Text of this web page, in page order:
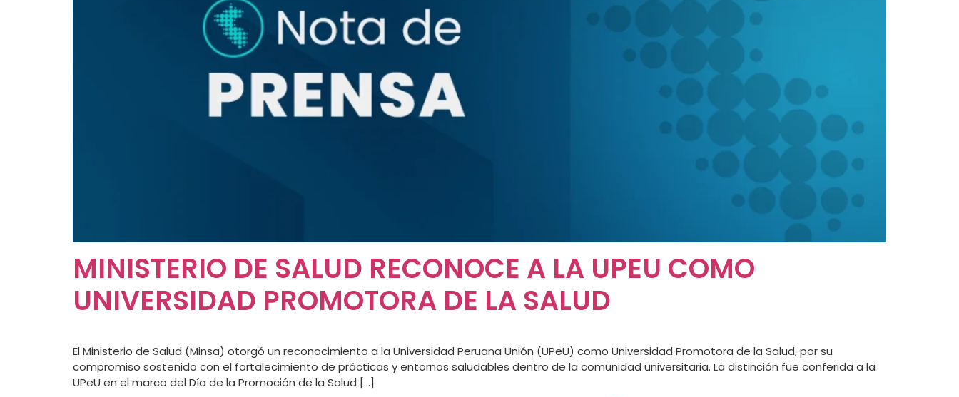
MINISTERIO DE SALUD RECONOCE A LA UPEU COMO
UNIVERSIDAD PROMOTORA DE LA SALUD
El Ministerio de Salud (Minsa) otorgó un reconocimiento a la Universidad Peruana Unión (UPeU) como Universidad Promotora de la Salud, por su
compromiso sostenido con el fortalecimiento de prácticas y entornos saludables dentro de la comunidad universitaria. La distinción fue conferida a la
UPeU en el marco del Día de la Promoción de la Salud […]